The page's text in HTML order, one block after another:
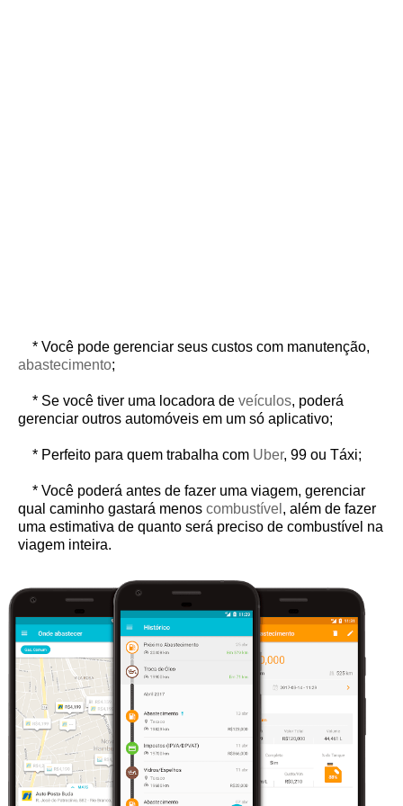
* Você pode gerenciar seus custos com manutenção,
abastecimento;
* Se você tiver uma locadora de veículos, poderá
gerenciar outros automóveis em um só aplicativo;
* Perfeito para quem trabalha com Uber, 99 ou Táxi;
* Você poderá antes de fazer uma viagem, gerenciar
qual caminho gastará menos combustível , além de fazer
uma estimativa de quanto será preciso de combustível na
viagem inteira.